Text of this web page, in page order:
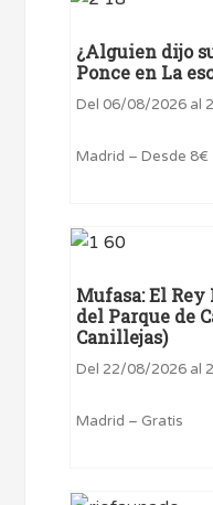
¿Alguien dijo
Ponce en La
Del 06/08/2026 al
Madrid – Desde 8€
Mufasa: El
del Parque de
Canillejas)
Del 22/08/2026 al
Madrid – Gratis